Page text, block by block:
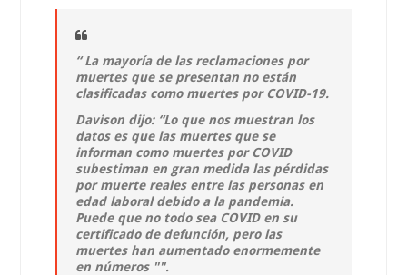
“ La mayoría de las reclamaciones por
muertes que se presentan no están
clasificadas como muertes por COVID-19.
Davison dijo: “Lo que nos muestran los
datos es que las muertes que se
informan como muertes por COVID
subestiman en gran medida las pérdidas
por muerte reales entre las personas en
edad laboral debido a la pandemia.
Puede que no todo sea COVID en su
certificado de defunción, pero las
muertes han aumentado enormemente
en números "".